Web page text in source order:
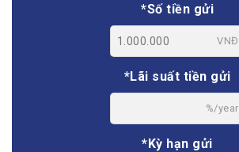
*Số tiền gửi
VNĐ
*Lãi suất tiền gửi
%/year
*Kỳ hạn gửi